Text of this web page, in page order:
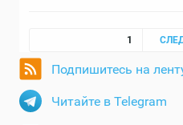
Страницы
1
Подпишитесь на
Читайте в Telegram